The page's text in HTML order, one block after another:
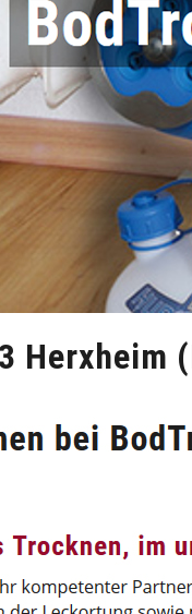
Herxheim